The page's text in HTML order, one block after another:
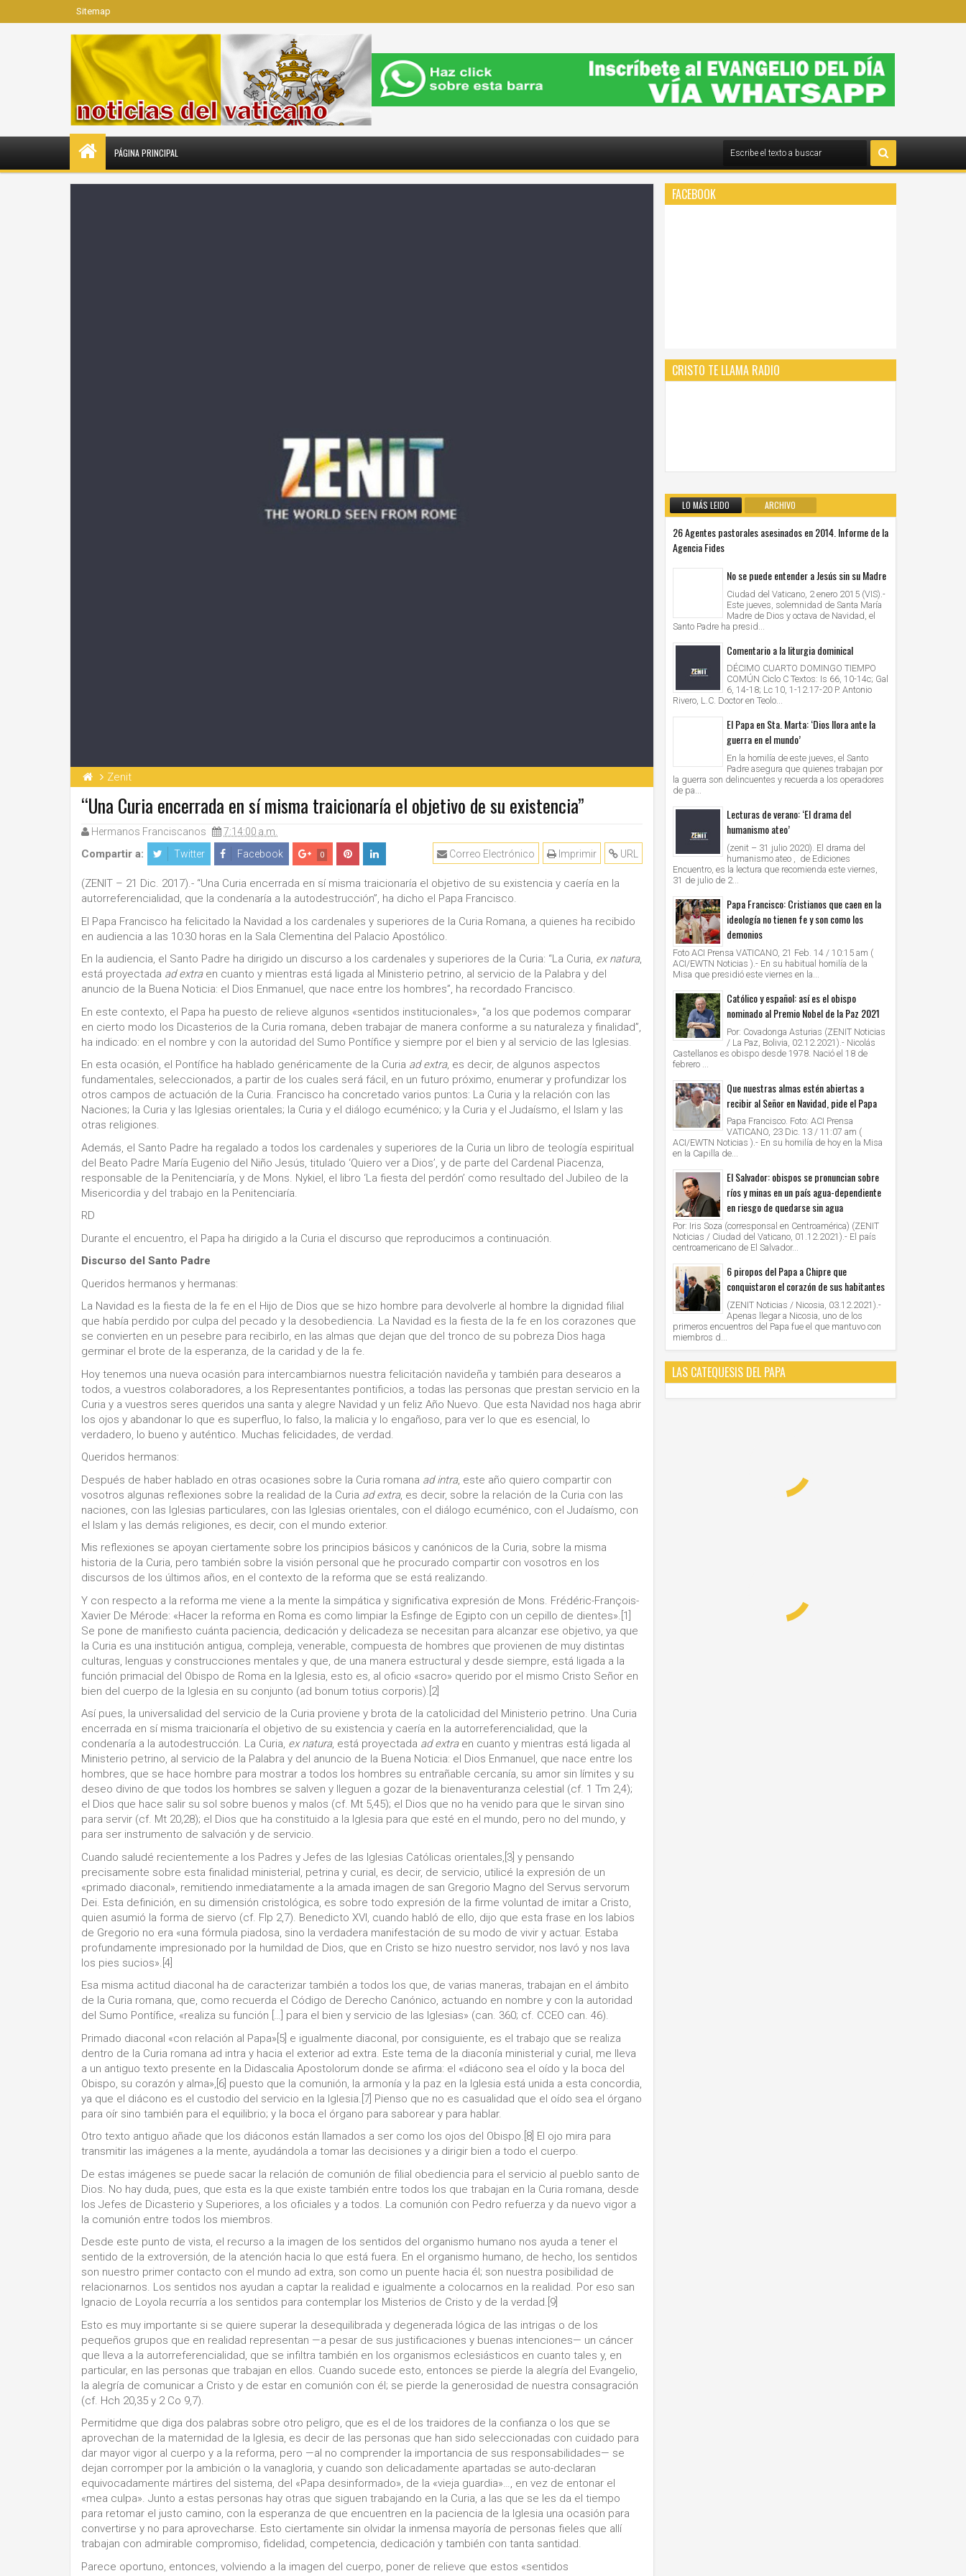
Sitemap
PÁGINA PRINCIPAL
Zenit
“Una Curia encerrada en sí misma traicionaría el objetivo de su existencia”
Hermanos Franciscanos 7:14:00 a.m.
Compartir a: Twitter Facebook 0 URL
Imprimir
Correo Electrónico
(ZENIT – 21 Dic. 2017).- “Una Curia encerrada en sí misma traicionaría el objetivo de su existencia y caería en la
autorreferencialidad, que la condenaría a la autodestrucción”, ha dicho el Papa Francisco.
El Papa Francisco ha felicitado la Navidad a los cardenales y superiores de la Curia Romana, a quienes ha recibido
en audiencia a las 10:30 horas en la Sala Clementina del Palacio Apostólico.
En la audiencia, el Santo Padre ha dirigido un discurso a los cardenales y superiores de la Curia: “La Curia, ex natura,
está proyectada ad extraen cuanto y mientras está ligada al Ministerio petrino, al servicio de la Palabra y del
anuncio de la Buena Noticia: el Dios Enmanuel, que nace entre los hombres”, ha recordado Francisco.
En este contexto, el Papa ha puesto de relieve algunos «sentidos institucionales», “a los que podemos comparar
en cierto modo los Dicasterios de la Curia romana, deben trabajar de manera conforme a su naturaleza y finalidad”,
ha indicado: en el nombre y con la autoridad del Sumo Pontífice y siempre por el bien y al servicio de las Iglesias.
En esta ocasión, el Pontífice ha hablado genéricamente de la Curia ad extra, es decir, de algunos aspectos
fundamentales, seleccionados, a partir de los cuales será fácil, en un futuro próximo, enumerar y profundizar los
otros campos de actuación de la Curia. Francisco ha concretado varios puntos: La Curia y la relación con las
Naciones; la Curia y las Iglesias orientales; la Curia y el diálogo ecuménico; y la Curia y el Judaísmo, el Islam y las
otras religiones.
Además, el Santo Padre ha regalado a todos los cardenales y superiores de la Curia un libro de teología espiritual
del Beato Padre María Eugenio del Niño Jesús, titulado ‘Quiero ver a Dios’, y de parte del Cardenal Piacenza,
responsable de la Penitenciaría, y de Mons. Nykiel, el libro ‘La fiesta del perdón’ como resultado del Jubileo de la
Misericordia y del trabajo en la Penitenciaría.
RD
Durante el encuentro, el Papa ha dirigido a la Curia el discurso que reproducimos a continuación.
Discurso del Santo Padre
Queridos hermanos y hermanas:
La Navidad es la fiesta de la fe en el Hijo de Dios que se hizo hombre para devolverle al hombre la dignidad filial
que había perdido por culpa del pecado y la desobediencia. La Navidad es la fiesta de la fe en los corazones que
se convierten en un pesebre para recibirlo, en las almas que dejan que del tronco de su pobreza Dios haga
germinar el brote de la esperanza, de la caridad y de la fe.
Hoy tenemos una nueva ocasión para intercambiarnos nuestra felicitación navideña y también para desearos a
todos, a vuestros colaboradores, a los Representantes pontificios, a todas las personas que prestan servicio en la
Curia y a vuestros seres queridos una santa y alegre Navidad y un feliz Año Nuevo. Que esta Navidad nos haga abrir
los ojos y abandonar lo que es superfluo, lo falso, la malicia y lo engañoso, para ver lo que es esencial, lo
verdadero, lo bueno y auténtico. Muchas felicidades, de verdad.
Queridos hermanos:
Después de haber hablado en otras ocasiones sobre la Curia romana ad intra, este año quiero compartir con
vosotros algunas reflexiones sobre la realidad de la Curia ad extra, es decir, sobre la relación de la Curia con las
naciones, con las Iglesias particulares, con las Iglesias orientales, con el diálogo ecuménico, con el Judaísmo, con
el Islam y las demás religiones, es decir, con el mundo exterior.
Mis reflexiones se apoyan ciertamente sobre los principios básicos y canónicos de la Curia, sobre la misma
historia de la Curia, pero también sobre la visión personal que he procurado compartir con vosotros en los
discursos de los últimos años, en el contexto de la reforma que se está realizando.
Y con respecto a la reforma me viene a la mente la simpática y significativa expresión de Mons. Frédéric-François-
Xavier De Mérode: «Hacer la reforma en Roma es como limpiar la Esfinge de Egipto con un cepillo de dientes».[1]
Se pone de manifiesto cuánta paciencia, dedicación y delicadeza se necesitan para alcanzar ese objetivo, ya que
la Curia es una institución antigua, compleja, venerable, compuesta de hombres que provienen de muy distintas
culturas, lenguas y construcciones mentales y que, de una manera estructural y desde siempre, está ligada a la
función primacial del Obispo de Roma en la Iglesia, esto es, al oficio «sacro» querido por el mismo Cristo Señor en
bien del cuerpo de la Iglesia en su conjunto (ad bonum totius corporis).[2]
Así pues, la universalidad del servicio de la Curia proviene y brota de la catolicidad del Ministerio petrino. Una Curia
encerrada en sí misma traicionaría el objetivo de su existencia y caería en la autorreferencialidad, que la
condenaría a la autodestrucción. La Curia, ex natura, está proyectada ad extraen cuanto y mientras está ligada al
Ministerio petrino, al servicio de la Palabra y del anuncio de la Buena Noticia: el Dios Enmanuel, que nace entre los
hombres, que se hace hombre para mostrar a todos los hombres su entrañable cercanía, su amor sin límites y su
deseo divino de que todos los hombres se salven y lleguen a gozar de la bienaventuranza celestial (cf. 1 Tm 2,4);
el Dios que hace salir su sol sobre buenos y malos (cf. Mt 5,45); el Dios que no ha venido para que le sirvan sino
para servir (cf. Mt 20,28); el Dios que ha constituido a la Iglesia para que esté en el mundo, pero no del mundo, y
para ser instrumento de salvación y de servicio.
Cuando saludé recientemente a los Padres y Jefes de las Iglesias Católicas orientales,[3] y pensando
precisamente sobre esta finalidad ministerial, petrina y curial, es decir, de servicio, utilicé la expresión de un
«primado diaconal», remitiendo inmediatamente a la amada imagen de san Gregorio Magno del Servus servorum
Dei. Esta definición, en su dimensión cristológica, es sobre todo expresión de la firme voluntad de imitar a Cristo,
quien asumió la forma de siervo (cf. Flp 2,7). Benedicto XVI, cuando habló de ello, dijo que esta frase en los labios
de Gregorio no era «una fórmula piadosa, sino la verdadera manifestación de su modo de vivir y actuar. Estaba
profundamente impresionado por la humildad de Dios, que en Cristo se hizo nuestro servidor, nos lavó y nos lava
los pies sucios».[4]
Esa misma actitud diaconal ha de caracterizar también a todos los que, de varias maneras, trabajan en el ámbito
de la Curia romana, que, como recuerda el Código de Derecho Canónico, actuando en nombre y con la autoridad
del Sumo Pontífice, «realiza su función […] para el bien y servicio de las Iglesias» (can. 360; cf. CCEO can. 46).
Primado diaconal «con relación al Papa»[5] e igualmente diaconal, por consiguiente, es el trabajo que se realiza
dentro de la Curia romana ad intra y hacia el exterior ad extra. Este tema de la diaconía ministerial y curial, me lleva
a un antiguo texto presente en la Didascalia Apostolorum donde se afirma: el «diácono sea el oído y la boca del
Obispo, su corazón y alma»,[6] puesto que la comunión, la armonía y la paz en la Iglesia está unida a esta concordia,
ya que el diácono es el custodio del servicio en la Iglesia.[7] Pienso que no es casualidad que el oído sea el órgano
para oír sino también para el equilibrio; y la boca el órgano para saborear y para hablar.
Otro texto antiguo añade que los diáconos están llamados a ser como los ojos del Obispo.[8] El ojo mira para
transmitir las imágenes a la mente, ayudándola a tomar las decisiones y a dirigir bien a todo el cuerpo.
De estas imágenes se puede sacar la relación de comunión de filial obediencia para el servicio al pueblo santo de
Dios. No hay duda, pues, que esta es la que existe también entre todos los que trabajan en la Curia romana, desde
los Jefes de Dicasterio y Superiores, a los oficiales y a todos. La comunión con Pedro refuerza y da nuevo vigor a
la comunión entre todos los miembros.
Desde este punto de vista, el recurso a la imagen de los sentidos del organismo humano nos ayuda a tener el
sentido de la extroversión, de la atención hacia lo que está fuera. En el organismo humano, de hecho, los sentidos
son nuestro primer contacto con el mundo ad extra, son como un puente hacia él; son nuestra posibilidad de
relacionarnos. Los sentidos nos ayudan a captar la realidad e igualmente a colocarnos en la realidad. Por eso san
Ignacio de Loyola recurría a los sentidos para contemplar los Misterios de Cristo y de la verdad.[9]
Esto es muy importante si se quiere superar la desequilibrada y degenerada lógica de las intrigas o de los
pequeños grupos que en realidad representan —a pesar de sus justificaciones y buenas intenciones— un cáncer
que lleva a la autorreferencialidad, que se infiltra también en los organismos eclesiásticos en cuanto tales y, en
particular, en las personas que trabajan en ellos. Cuando sucede esto, entonces se pierde la alegría del Evangelio,
la alegría de comunicar a Cristo y de estar en comunión con él; se pierde la generosidad de nuestra consagración
(cf. Hch 20,35 y 2 Co 9,7).
Permitidme que diga dos palabras sobre otro peligro, que es el de los traidores de la confianza o los que se
aprovechan de la maternidad de la Iglesia, es decir de las personas que han sido seleccionadas con cuidado para
dar mayor vigor al cuerpo y a la reforma, pero —al no comprender la importancia de sus responsabilidades— se
dejan corromper por la ambición o la vanagloria, y cuando son delicadamente apartadas se auto-declaran
equivocadamente mártires del sistema, del «Papa desinformado», de la «vieja guardia»…, en vez de entonar el
«mea culpa». Junto a estas personas hay otras que siguen trabajando en la Curia, a las que se les da el tiempo
para retomar el justo camino, con la esperanza de que encuentren en la paciencia de la Iglesia una ocasión para
convertirse y no para aprovecharse. Esto ciertamente sin olvidar la inmensa mayoría de personas fieles que allí
trabajan con admirable compromiso, fidelidad, competencia, dedicación y también con tanta santidad.
Parece oportuno, entonces, volviendo a la imagen del cuerpo, poner de relieve que estos «sentidos
FACEBOOK
CRISTO TE LLAMA RADIO
LO MÁS LEIDO ARCHIVO
26 Agentes pastorales asesinados en 2014. Informe de la
Agencia Fides
No se puede entender a Jesús sin su Madre
Ciudad del Vaticano, 2 enero 2015 (VIS).-
Este jueves, solemnidad de Santa María
Madre de Dios y octava de Navidad, el
Santo Padre ha presid...
Comentario a la liturgia dominical
DÉCIMO CUARTO DOMINGO TIEMPO
COMÚN Ciclo C Textos: Is 66, 10-14c; Gal
6, 14-18; Lc 10, 1-12.17-20 P. Antonio
Rivero, L.C. Doctor en Teolo...
El Papa en Sta. Marta: ‘Dios llora ante la
guerra en el mundo’
En la homilía de este jueves, el Santo
Padre asegura que quienes trabajan por
la guerra son delincuentes y recuerda a los operadores
de pa...
Lecturas de verano: ‘El drama del
humanismo ateo’
(zenit – 31 julio 2020). El drama del
humanismo ateo , de Ediciones
Encuentro, es la lectura que recomienda este viernes,
31 de julio de 2...
Papa Francisco: Cristianos que caen en la
ideología no tienen fe y son como los
demonios
Foto ACI Prensa VATICANO, 21 Feb. 14 / 10:15 am (
ACI/EWTN Noticias ).- En su habitual homilía de la
Misa que presidió este viernes en la...
Católico y español: así es el obispo
nominado al Premio Nobel de la Paz 2021
Por: Covadonga Asturias (ZENIT Noticias
/ La Paz, Bolivia, 02.12.2021).- Nicolás
Castellanos es obispo desde 1978. Nació el 18 de
febrero ...
Que nuestras almas estén abiertas a
recibir al Señor en Navidad, pide el Papa
Papa Francisco. Foto: ACI Prensa
VATICANO, 23 Dic. 13 / 11:07 am (
ACI/EWTN Noticias ).- En su homilía de hoy en la Misa
en la Capilla de...
El Salvador: obispos se pronuncian sobre
ríos y minas en un país agua-dependiente
en riesgo de quedarse sin agua
Por: Iris Soza (corresponsal en Centroamérica) (ZENIT
Noticias / Ciudad del Vaticano, 01.12.2021).- El país
centroamericano de El Salvador...
6 piropos del Papa a Chipre que
conquistaron el corazón de sus habitantes
(ZENIT Noticias / Nicosia, 03.12.2021).-
Apenas llegar a Nicosia, uno de los
primeros encuentros del Papa fue el que mantuvo con
miembros d...
LAS CATEQUESIS DEL PAPA